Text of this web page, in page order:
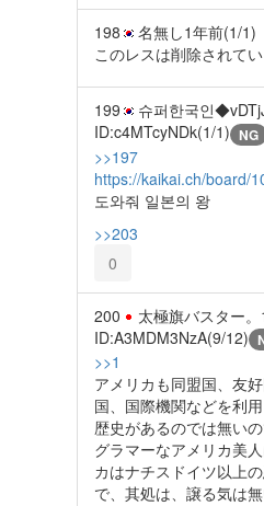
198 名無し1年前(1/1)
このレスは削除されて
199 슈퍼한국인
ID:c4MTcyNDk(1/1) NG
>>197
https://kaikai.ch/board/
도와줘 일본의 왕
>>203
0
200 太極旗バスター。
ID:A3MDM3NzA(9/12)
>>1
アメリカも同盟国、友
国、国際機関などを利
歴史があるのでは無い
グラマーなアメリカ美
カはナチスドイツ以上
で、其処は、譲る気は